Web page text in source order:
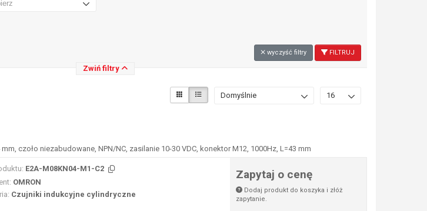
wyczyść filtry FILTRUJ
Zwiń filtry
Domyślnie 16
czoło niezabudowane, NPN/NC, zasilanie 10-30 VDC, konektor M12, 1000Hz, L=43 mm
E2A-M08KN04-M1-C2
OMRON
Czujniki indukcyjne cylindryczne
Zapytaj o cenę
Dodaj produkt do koszyka i złóż
zapytanie.